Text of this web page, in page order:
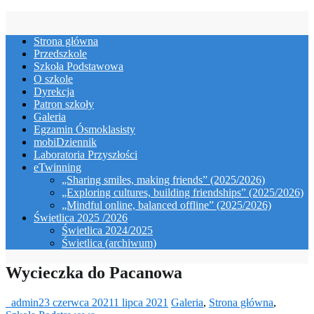
contentStrona główna
Przedszkole
Szkoła Podstawowa
O szkole
Dyrekcja
Patron szkoły
Galeria
Egzamin Ósmoklasisty
mobiDziennik
Laboratoria Przyszłości
eTwinning
„Sharing smiles, making friends” (2025/2026)
„Exploring cultures, building friendships” (2025/2026)
„Mindful online, balanced offline” (2025/2026)
Świetlica 2025 /2026
Świetlica 2024/2025
Świetlica (archiwum)
Wycieczka do Pacanowa
_admin23 czerwca 20211 lipca 2021 Galeria, Strona główna,